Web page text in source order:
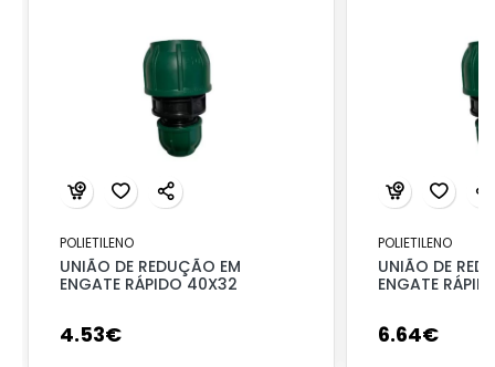
POLIETILENO
UNIÃO DE REDUÇÃO EM
ENGATE RÁPIDO 40X32
4.53€
POLIETILENO
UNIÃO DE
ENGATE
6.64€